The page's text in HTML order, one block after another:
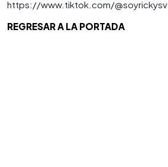
https://www.tiktok.com/@soyrickysv
REGRESAR A LA PORTADA